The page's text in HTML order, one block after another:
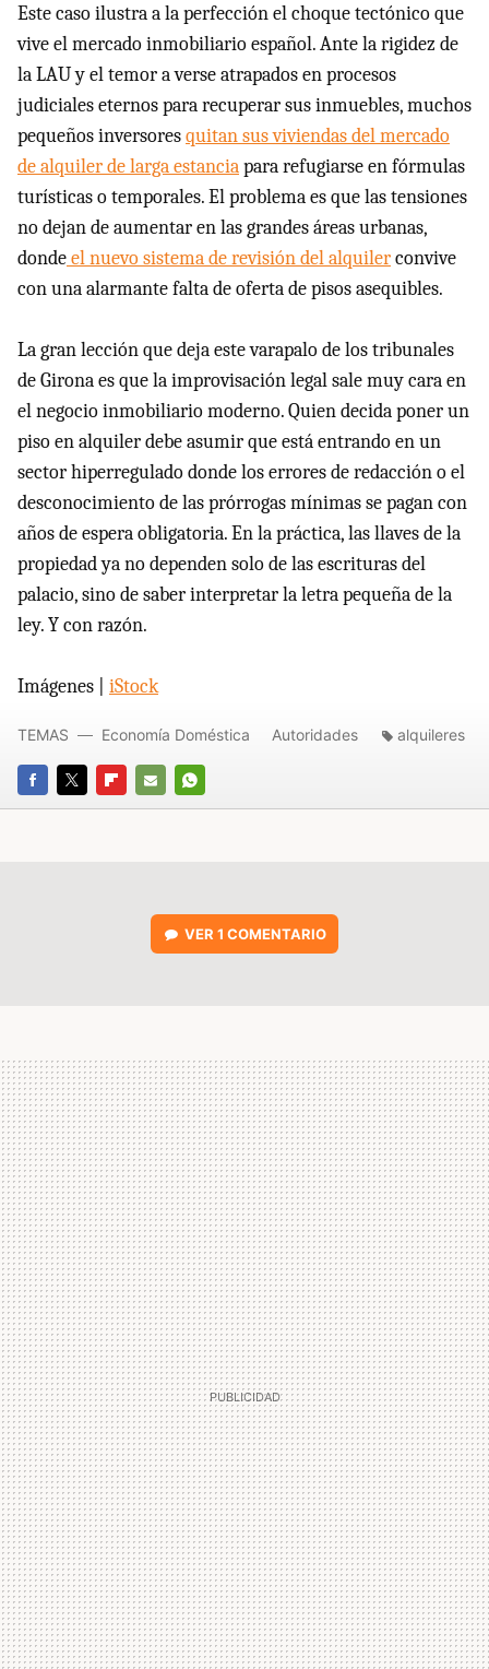
Este caso ilustra a la perfección el choque tectónico que
vive el mercado inmobiliario español. Ante la rigidez de
la LAU y el temor a verse atrapados en procesos
judiciales eternos para recuperar sus inmuebles, muchos
pequeños inversoresquitan sus viviendas del mercado
de alquiler de larga estanciapara refugiarse en fórmulas
turísticas o temporales. El problema es que las tensiones
no dejan de aumentar en las grandes áreas urbanas,
dondeel nuevo sistema de revisión del alquilerconvive
con una alarmante falta de oferta de pisos asequibles.
La gran lección que deja este varapalo de los tribunales
de Girona es que la improvisación legal sale muy cara en
el negocio inmobiliario moderno. Quien decida poner un
piso en alquiler debe asumir que está entrando en un
sector hiperregulado donde los errores de redacción o el
desconocimiento de las prórrogas mínimas se pagan con
años de espera obligatoria. En la práctica, las llaves de la
propiedad ya no dependen solo de las escrituras del
palacio, sino de saber interpretar la letra pequeña de la
ley. Y con razón.
Imágenes | iStock
FACEBOOK
TWITTERFLIPBOARD
E-
WHATSAPP
TEMAS Economía Doméstica Autoridades alquileres
VER 1 COMENTARIO